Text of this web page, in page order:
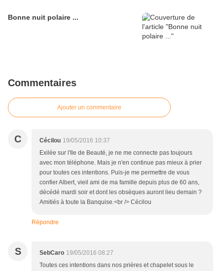
Bonne nuit polaire ...
Commentaires
Ajouter un commentaire
C Cécilou 19/05/2016 10:37
Exilée sur l'Ile de Beauté, je ne me connecte pas toujours
avec mon téléphone. Mais je n'en continue pas mieux à prier
pour toutes ces intentions. Puis-je me permettre de vous
confier Albert, vieil ami de ma famille depuis plus de 60 ans,
décédé mardi soir et dont les obsèques auront lieu demain ?
Amitiés à toute la Banquise.<br /> Cécilou
Répondre
S SebCaro 19/05/2016 08:27
Toutes ces intentions dans nos prières et chapelet sous le